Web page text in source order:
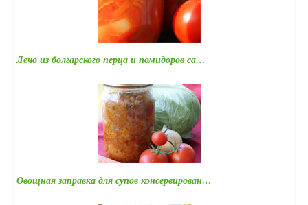
Лечо из болгарского перца и помидоров са…
Овощная заправка для супов консервирован…